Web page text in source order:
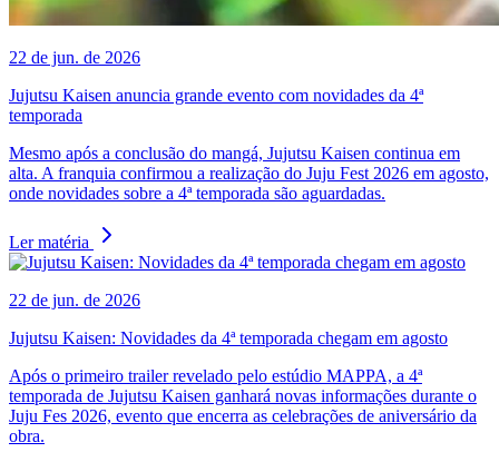
22 de jun. de 2026
Jujutsu Kaisen anuncia grande evento com novidades da 4ª
temporada
Mesmo após a conclusão do mangá, Jujutsu Kaisen continua em
alta. A franquia confirmou a realização do Juju Fest 2026 em agosto,
onde novidades sobre a 4ª temporada são aguardadas.
Ler matéria
22 de jun. de 2026
Jujutsu Kaisen: Novidades da 4ª temporada chegam em agosto
Após o primeiro trailer revelado pelo estúdio MAPPA, a 4ª
temporada de Jujutsu Kaisen ganhará novas informações durante o
Juju Fes 2026, evento que encerra as celebrações de aniversário da
obra.